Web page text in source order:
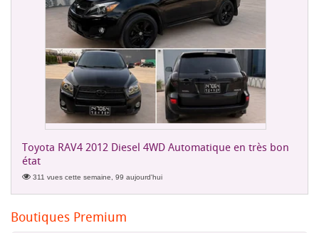
Toyota RAV4 2012 Diesel 4WD Automatique en très bon
état
311 vues cette semaine, 99 aujourd'hui
Boutiques Premium